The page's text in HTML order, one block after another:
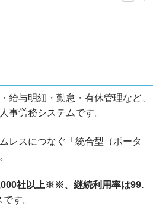
給与明細・勤怠・有休管理など、
事労務システムです。
レスにつなぐ「統合型（ポータ
社以上※※、継続利用率は99.
す。